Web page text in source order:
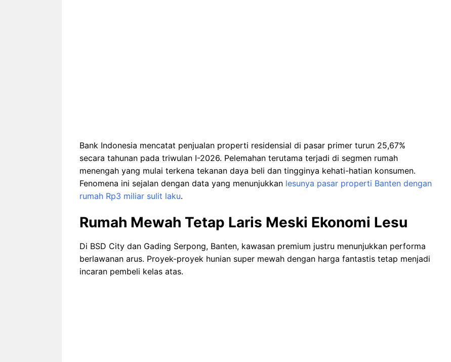
Bank Indonesia mencatat penjualan properti residensial di pasar primer turun 25,67%
secara tahunan pada triwulan I-2026. Pelemahan terutama terjadi di segmen rumah
menengah yang mulai terkena tekanan daya beli dan tingginya kehati-hatian konsumen.
Fenomena ini sejalan dengan data yang menunjukkan lesunya pasar properti Banten dengan
rumah Rp3 miliar sulit laku.
Rumah Mewah Tetap Laris Meski Ekonomi Lesu
Di BSD City dan Gading Serpong, Banten, kawasan premium justru menunjukkan performa
berlawanan arus. Proyek-proyek hunian super mewah dengan harga fantastis tetap menjadi
incaran pembeli kelas atas.